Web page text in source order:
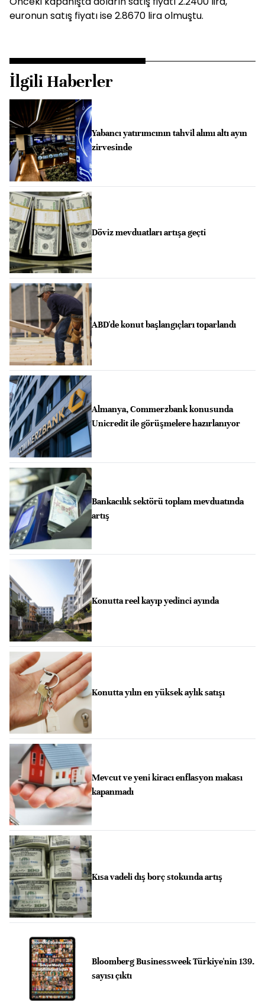
euronun satış fiyatı ise 2.8670 lira olmuştu.
İlgili Haberler
Yabancı yatırımcının tahvil alımı altı ayın
zirvesinde
Döviz mevduatları artışa geçti
ABD'de konut başlangıçları toparlandı
Almanya, Commerzbank konusunda
Unicredit ile görüşmelere hazırlanıyor
Bankacılık sektörü toplam mevduatında
artış
Konutta reel kayıp yedinci ayında
Konutta yılın en yüksek aylık satışı
Mevcut ve yeni kiracı enflasyon makası
kapanmadı
Kısa vadeli dış borç stokunda artış
Bloomberg Businessweek Türkiye'nin 139.
sayısı çıktı